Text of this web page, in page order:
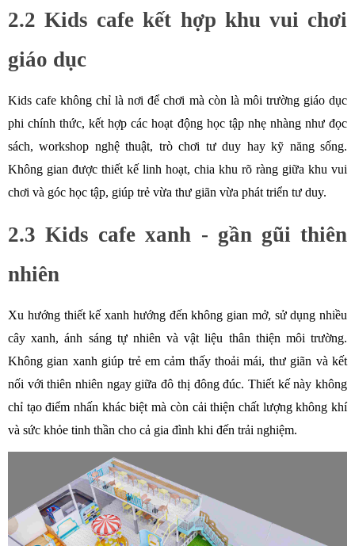
2.2 Kids cafe kết hợp khu vui chơi
giáo dục
Kids cafe không chỉ là nơi để chơi mà còn là môi trường giáo dục
phi chính thức, kết hợp các hoạt động học tập nhẹ nhàng như đọc
sách, workshop nghệ thuật, trò chơi tư duy hay kỹ năng sống.
Không gian được thiết kế linh hoạt, chia khu rõ ràng giữa khu vui
chơi và góc học tập, giúp trẻ vừa thư giãn vừa phát triển tư duy.
2.3 Kids cafe xanh - gần gũi thiên
nhiên
Xu hướng thiết kế xanh hướng đến không gian mở, sử dụng nhiều
cây xanh, ánh sáng tự nhiên và vật liệu thân thiện môi trường.
Không gian xanh giúp trẻ em cảm thấy thoải mái, thư giãn và kết
nối với thiên nhiên ngay giữa đô thị đông đúc. Thiết kế này không
chỉ tạo điểm nhấn khác biệt mà còn cải thiện chất lượng không khí
và sức khỏe tinh thần cho cả gia đình khi đến trải nghiệm.